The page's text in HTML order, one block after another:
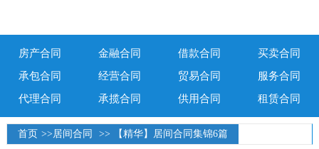
房产合同 金融合同 借款合同
买卖合同
承包合同
经营合同 贸易合同
服务合同
代理合同
承揽合同 供用合同 租赁合同
首页 >> 居间合同 >> 【精华】居间合同集锦6篇